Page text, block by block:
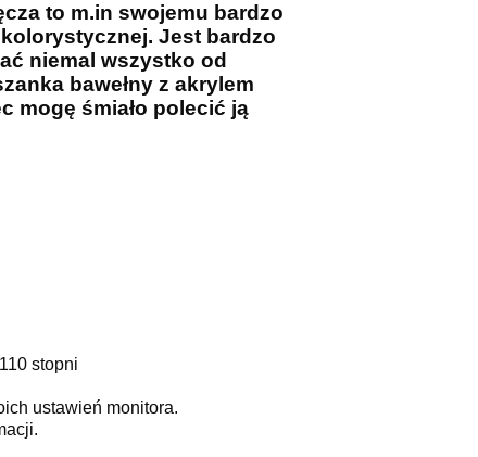
to m.in swojemu bardzo
Jest bardzo
niemal wszystko od
bawełny z akrylem
mogę śmiało polecić ją
stopni
ustawień monitora.